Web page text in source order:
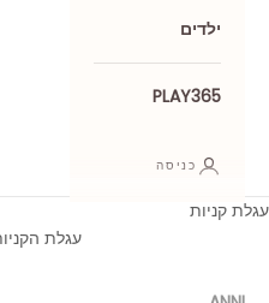
ילדים
PLAY365
כניסה
עגלת קניות
עגלת